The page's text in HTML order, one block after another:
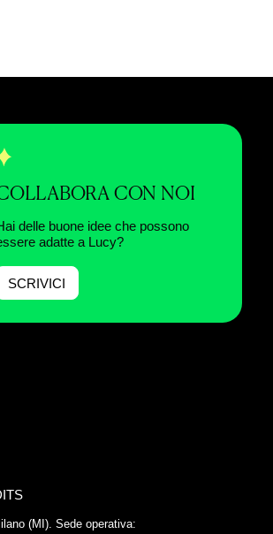
CON NOI
delle buone idee che possono
adatte a Lucy?
SCRIVICI
(MI). Sede operativa: